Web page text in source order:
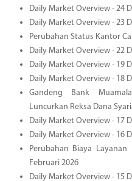
Daily Market Overview - 24
Daily Market Overview - 23
Perubahan Status Kantor
Daily Market Overview - 22
Daily Market Overview - 19
Daily Market Overview - 18
Gandeng Bank
Luncurkan Reksa Dana
Daily Market Overview - 17
Daily Market Overview - 16
Perubahan Biaya
Februari 2026
Daily Market Overview - 15